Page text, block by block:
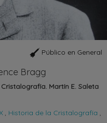
Público en General
Bragg
Martín E. Saleta
Historia de la Cristalografía